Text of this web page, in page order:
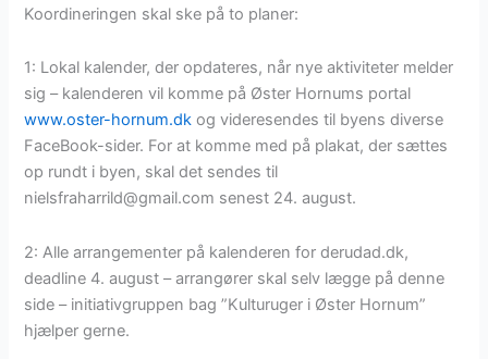
Koordineringen skal ske på to planer:
1: Lokal kalender, der opdateres, når nye aktiviteter melder
sig – kalenderen vil komme på Øster Hornums portal
www.oster-hornum.dk og videresendes til byens diverse
FaceBook-sider. For at komme med på plakat, der sættes
op rundt i byen, skal det sendes til
nielsfraharrild@gmail.com senest 24. august.
2: Alle arrangementer på kalenderen for derudad.dk,
deadline 4. august – arrangører skal selv lægge på denne
side – initiativgruppen bag ”Kulturuger i Øster Hornum”
hjælper gerne.